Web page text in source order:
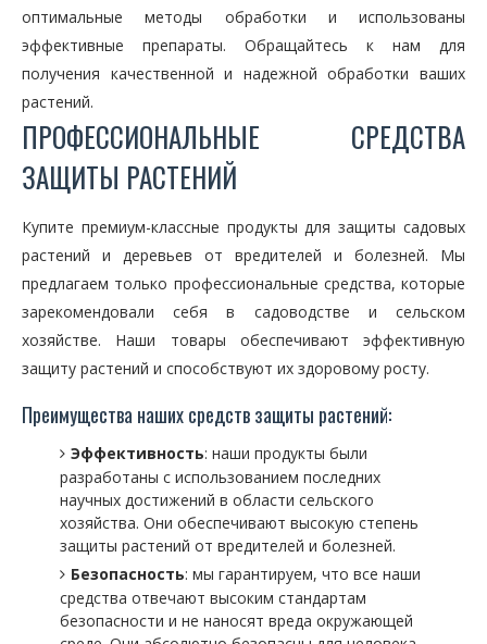
оптимальные методы обработки и использованы
эффективные препараты. Обращайтесь к нам для
получения качественной и надежной обработки ваших
растений.
ПРОФЕССИОНАЛЬНЫЕ СРЕДСТВА
ЗАЩИТЫ РАСТЕНИЙ
Купите премиум-классные продукты для защиты садовых
растений и деревьев от вредителей и болезней. Мы
предлагаем только профессиональные средства, которые
зарекомендовали себя в садоводстве и сельском
хозяйстве. Наши товары обеспечивают эффективную
защиту растений и способствуют их здоровому росту.
Преимущества наших средств защиты растений:
Эффективность: наши продукты были
разработаны с использованием последних
научных достижений в области сельского
хозяйства. Они обеспечивают высокую степень
защиты растений от вредителей и болезней.
Безопасность: мы гарантируем, что все наши
средства отвечают высоким стандартам
безопасности и не наносят вреда окружающей